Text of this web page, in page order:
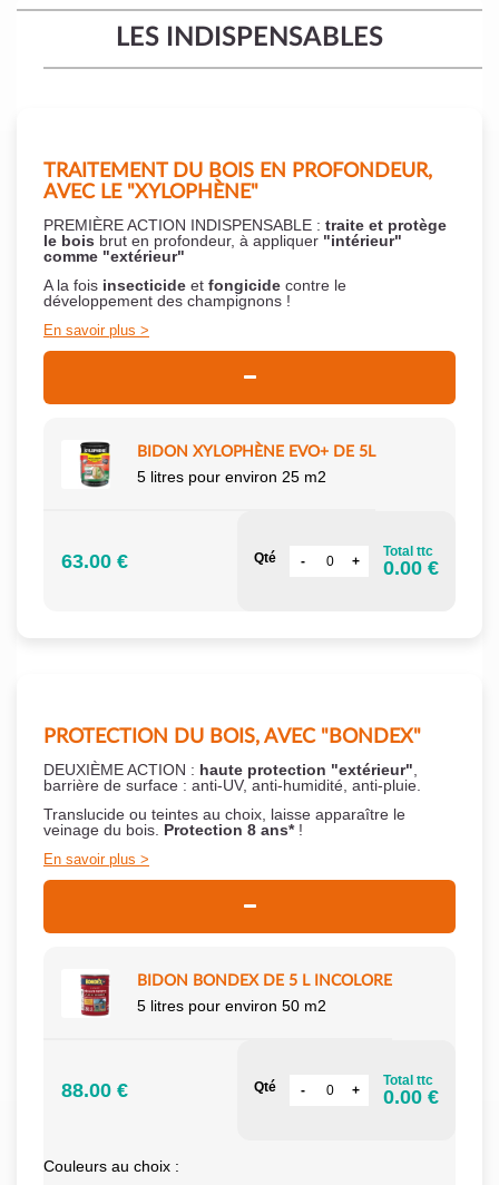
LES INDISPENSABLES
TRAITEMENT DU BOIS EN PROFONDEUR,
AVEC LE "XYLOPHÈNE"
PREMIÈRE ACTION INDISPENSABLE : traite et protège
le bois brut en profondeur, à appliquer "intérieur"
comme "extérieur"
A la fois insecticide et fongicide contre le
développement des champignons !
En savoir plus
BIDON XYLOPHÈNE EVO+ DE 5L
5 litres pour environ 25 m2
63.00 € Qté Total ttc
0.00 €
PROTECTION DU BOIS, AVEC "BONDEX"
DEUXIÈME ACTION : haute protection "extérieur"
barrière de surface : anti-UV, anti-humidité, anti-pluie.
Translucide ou teintes au choix, laisse apparaître le
veinage du bois. Protection 8 ans*!
En savoir plus
BIDON BONDEX DE 5 L INCOLORE
5 litres pour environ 50 m2
88.00 € Qté Total ttc
0.00 €
Couleurs au choix :